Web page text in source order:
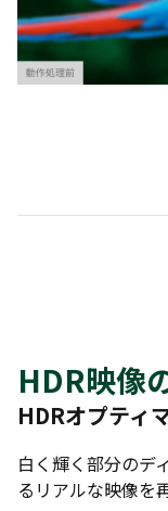
HDR映像
HDRオプティ
白く輝く部分のデ
るリアルな映像を